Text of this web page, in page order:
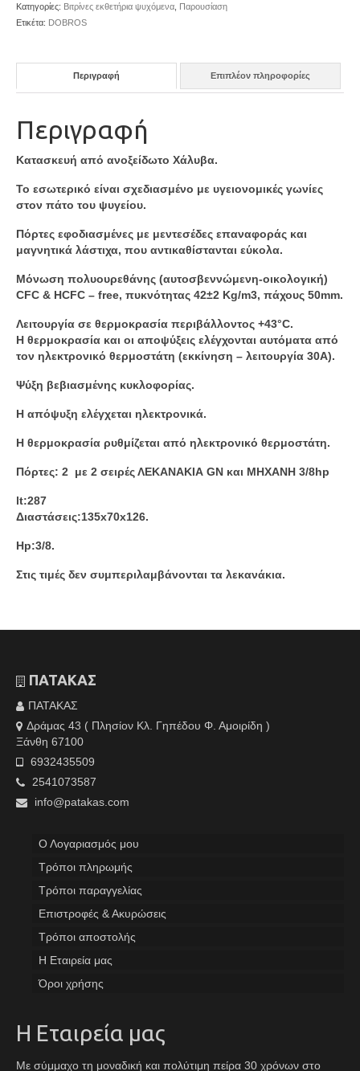
Κατηγορίες: Βιτρίνες εκθετήρια ψυχόμενα Παρουσίαση
Ετικέτα: DOBROS
Περιγραφή Επιπλέον πληροφορίες
Περιγραφή
Κατασκευή από ανοξείδωτο Χάλυβα.
Το εσωτερικό είναι σχεδιασμένο με υγειονομικές γωνίες
στον πάτο του ψυγείου.
Πόρτες εφοδιασμένες με μεντεσέδες επαναφοράς και
μαγνητικά λάστιχα, που αντικαθίστανται εύκολα.
Μόνωση πολυουρεθάνης (αυτοσβεννώμενη-οικολογική)
CFC & HCFC – free, πυκνότητας 42±2 Kg/m3, πάχους 50mm.
Λειτουργία σε θερμοκρασία περιβάλλοντος +43°C.
Η θερμοκρασία και οι αποψύξεις ελέγχονται αυτόματα από
τον ηλεκτρονικό θερμοστάτη (εκκίνηση – λειτουργία 30Α).
Ψύξη βεβιασμένης κυκλοφορίας.
Η απόψυξη ελέγχεται ηλεκτρονικά.
Η θερμοκρασία ρυθμίζεται από ηλεκτρονικό θερμοστάτη.
Πόρτες: 2 με 2 σειρές ΛΕΚΑΝΑΚΙΑ GN και ΜΗΧΑΝΗ 3/8hp
lt:287
Διαστάσεις:135x70x126.
Hp:3/8.
Στις τιμές δεν συμπεριλαμβάνονται τα λεκανάκια.
ΠΑΤΑΚΑΣ
ΠΑΤΑΚΑΣ
Δράμας 43 ( Πλησίον Κλ. Γηπέδου Φ. Αμοιρίδη )
Ξάνθη 67100
6932435509
2541073587
info@patakas.com
Ο Λογαριασμός μου
Tρόποι πληρωμής
Τρόποι παραγγελίας
Επιστροφές & Ακυρώσεις
Τρόποι αποστολής
Η Εταιρεία μας
Όροι χρήσης
Η Εταιρεία μας
Με σύμμαχο τη μοναδική και πολύτιμη πείρα 30 χρόνων στο